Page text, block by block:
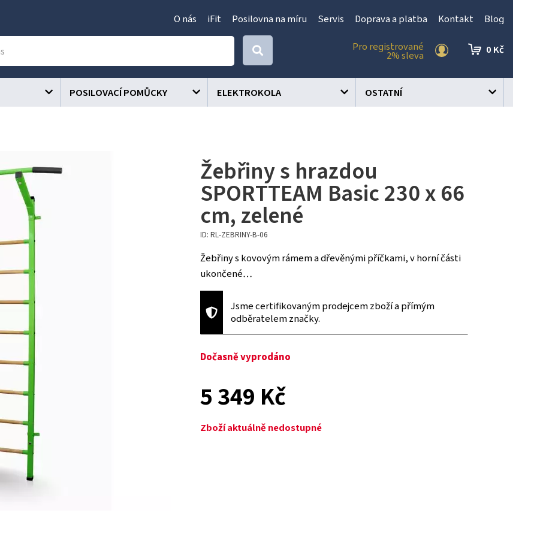
O nás iFit Posilovna na míru Servis Doprava a platba Kontakt Blog
Pro registrované
2% sleva
0 Kč
POSILOVACÍ POMŮCKY ELEKTROKOLA OSTATNÍ
Žebřiny s hrazdou
SPORTTEAM Basic 230 x 66
cm, zelené
ID: RL-ZEBRINY-B-06
Žebřiny s kovovým rámem a dřevěnými příčkami, v horní části
ukončené…
Jsme certifikovaným prodejcem zboží a přímým
odběratelem značky.
Dočasně vyprodáno
5 349 Kč
Zboží aktuálně nedostupné